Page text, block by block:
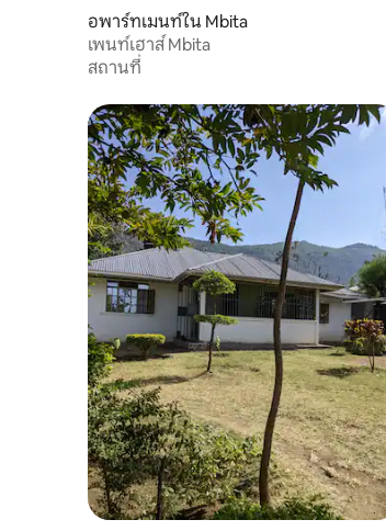
อพาร์ทเมนท์ใน Mbita
เพนท์เฮาส์ Mbita
สถานที่